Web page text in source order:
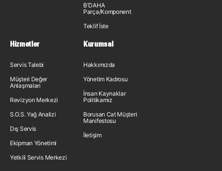
B'DAHA
Parça/Komponent
Teklif İste
Hizmetler
Servis Talebi
Müşteri Değer
Anlaşmaları
Revizyon Merkezi
S.O.S. Yağ Analizi
Dış Servis
Ekipman Yönetimi
Yetkili Servis Merkezi
Kurumsal
Hakkımızda
Yönetim Kadrosu
İnsan Kaynakları
Politikamız
Borusan Cat Müşteri
Manifestosu
İletişim